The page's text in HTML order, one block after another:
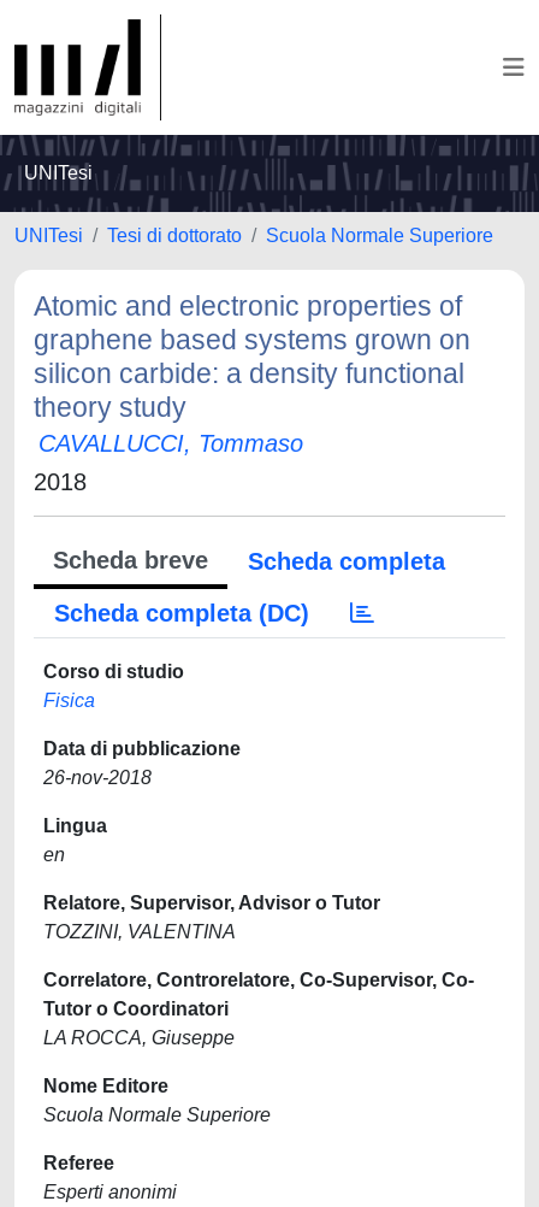
UNITesi
UNITesi Tesi di dottorato Scuola Normale Superiore
Atomic and electronic properties of
graphene based systems grown on
silicon carbide: a density functional
theory study
CAVALLUCCI, Tommaso
2018
Scheda breve
Scheda completa
Scheda completa (DC)
Corso di studio
Fisica
Data di pubblicazione
26-nov-2018
Lingua
en
Relatore, Supervisor, Advisor o Tutor
TOZZINI, VALENTINA
Correlatore, Controrelatore, Co-Supervisor, Co-
Tutor o Coordinatori
LA ROCCA, Giuseppe
Nome Editore
Scuola Normale Superiore
Referee
Esperti anonimi